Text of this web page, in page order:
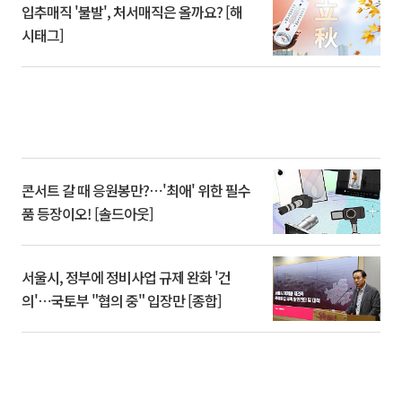
입추매직 '불발', 처서매직은 올까요? [해
시태그]
콘서트 갈 때 응원봉만?⋯'최애' 위한 필수
품 등장이오! [솔드아웃]
서울시, 정부에 정비사업 규제 완화 '건
의'⋯국토부 "협의 중" 입장만 [종합]